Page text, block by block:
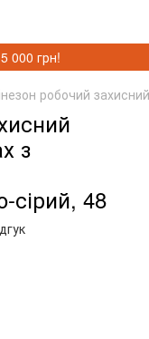
000 грн!
робочий
з
сірий, 48